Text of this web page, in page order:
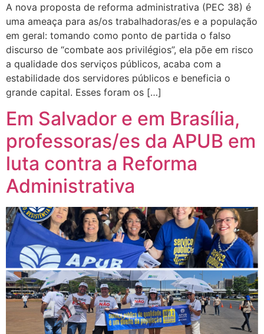
A nova proposta de reforma administrativa (PEC 38) é
uma ameaça para as/os trabalhadoras/es e a população
em geral: tomando como ponto de partida o falso
discurso de “combate aos privilégios”, ela põe em risco
a qualidade dos serviços públicos, acaba com a
estabilidade dos servidores públicos e beneficia o
grande capital. Esses foram os […]
Em Salvador e em Brasília,
professoras/es da APUB em
luta contra a Reforma
Administrativa